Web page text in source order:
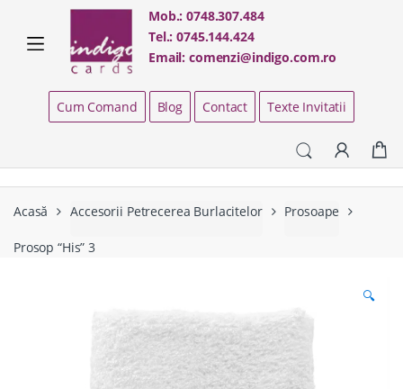
navigation
content
Mob.:0748.307.484
Tel.:0745.144.424
Email:comenzi@indigo.com.ro
Cum Comand Blog Contact Texte Invitatii
Acasă Accesorii Petrecerea Burlacitelor Prosoape
Prosop “His” 3
🔍